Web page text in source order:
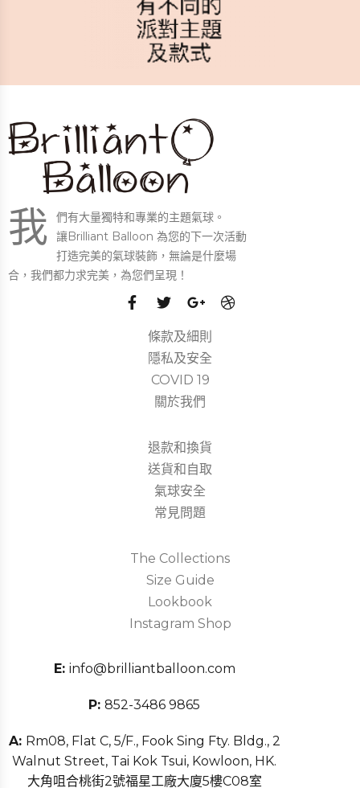
我
們有大量獨特和專業的主題氣球。
讓Brilliant Balloon 為您的下一次活動
打造完美的氣球裝飾，無論是什麼場
合，我們都力求完美，為您們呈現！
條款及細則
隱私及安全
COVID 19
關於我們
退款和換貨
送貨和自取
氣球安全
常見問題
The Collections
Size Guide
Lookbook
Instagram Shop
E: info@brilliantballoon.com
P: 852-3486 9865
A: Rm08, Flat C, 5/F., Fook Sing Fty. Bldg., 2
Walnut Street, Tai Kok Tsui, Kowloon, HK.
大角咀合桃街2號福星工廠大廈5樓C08室